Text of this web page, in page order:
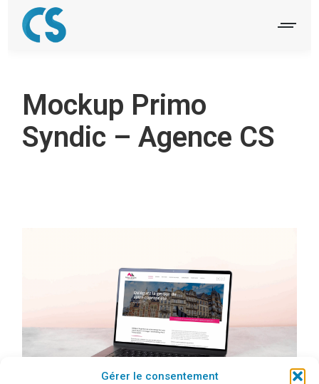
Gérer le consentement
Mockup Primo
Syndic – Agence CS